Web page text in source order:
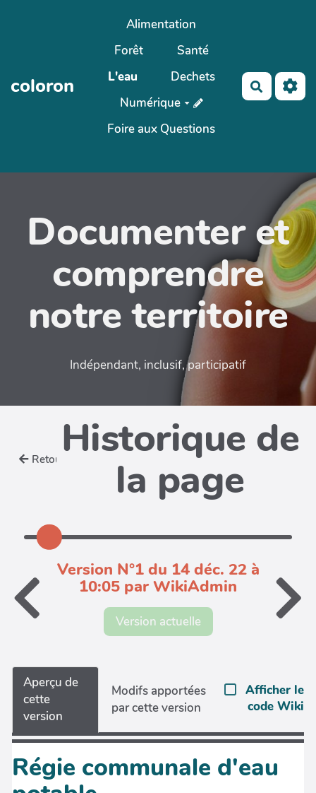
Aller au contenu principal
coloron
Alimentation
Forêt
Santé
L'eau
Dechets
Numérique
Foire aux Questions
Documenter et
comprendre
notre territoire
Indépendant, inclusif, participatif
Retour Historique de
la page
Version N°1 du 14 déc. 22 à
10:05 par WikiAdmin
Version actuelle
Aperçu de
cette
version
Modifs apportées
par cette version
Afficher le
code Wiki